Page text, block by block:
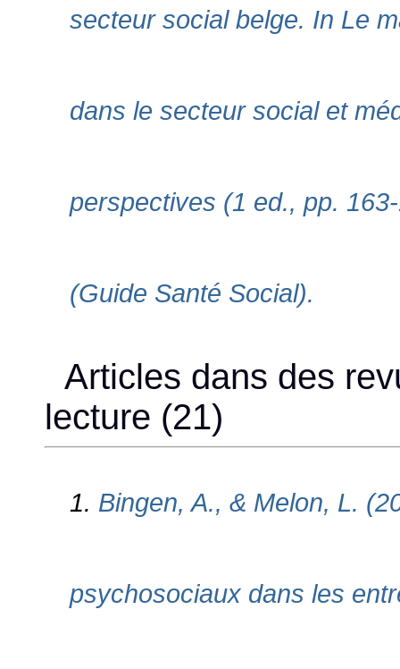
secteur social belge. In Le
dans le secteur social et
perspectives (1 ed., pp.
(Guide Santé Social).
Articles dans des
lecture (21)
1. Bingen, A., & Melon, L.
psychosociaux dans les